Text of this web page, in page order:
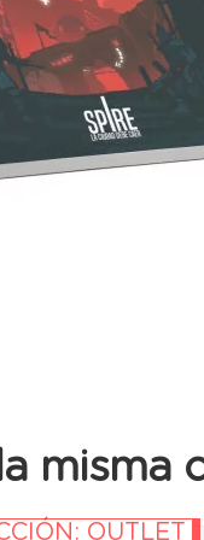
misma
-10%
OUTLET